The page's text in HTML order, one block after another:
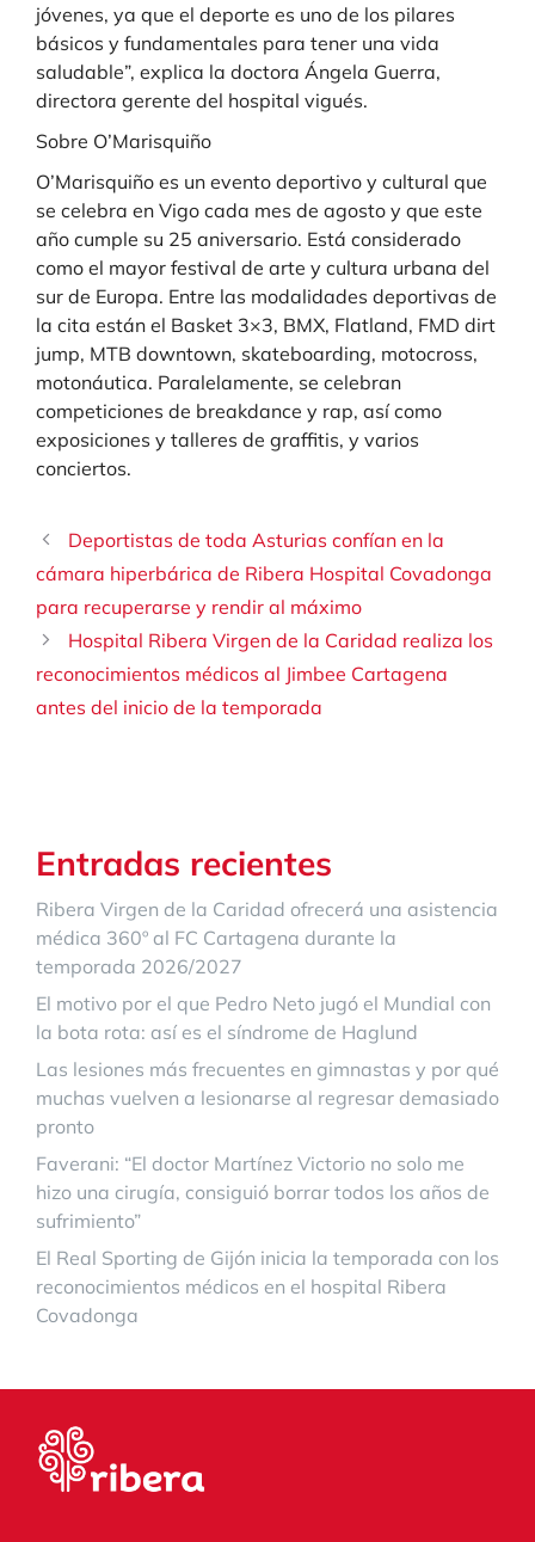
jóvenes, ya que el deporte es uno de los pilares
básicos y fundamentales para tener una vida
saludable”, explica la doctora Ángela Guerra,
directora gerente del hospital vigués.
Sobre O’Marisquiño
O’Marisquiño es un evento deportivo y cultural que
se celebra en Vigo cada mes de agosto y que este
año cumple su 25 aniversario. Está considerado
como el mayor festival de arte y cultura urbana del
sur de Europa. Entre las modalidades deportivas de
la cita están el Basket 3×3, BMX, Flatland, FMD dirt
jump, MTB downtown, skateboarding, motocross,
motonáutica. Paralelamente, se celebran
competiciones de breakdance y rap, así como
exposiciones y talleres de graffitis, y varios
conciertos.
Deportistas de toda Asturias confían en la
cámara hiperbárica de Ribera Hospital Covadonga
para recuperarse y rendir al máximo
Hospital Ribera Virgen de la Caridad realiza los
reconocimientos médicos al Jimbee Cartagena
antes del inicio de la temporada
Entradas recientes
Ribera Virgen de la Caridad ofrecerá una asistencia
médica 360º al FC Cartagena durante la
temporada 2026/2027
El motivo por el que Pedro Neto jugó el Mundial con
la bota rota: así es el síndrome de Haglund
Las lesiones más frecuentes en gimnastas y por qué
muchas vuelven a lesionarse al regresar demasiado
pronto
Faverani: “El doctor Martínez Victorio no solo me
hizo una cirugía, consiguió borrar todos los años de
sufrimiento”
El Real Sporting de Gijón inicia la temporada con los
reconocimientos médicos en el hospital Ribera
Covadonga